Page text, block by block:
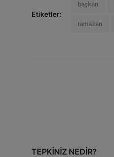
Etiketler:
başkan
ramazan
TEPKINIZ NEDIR?